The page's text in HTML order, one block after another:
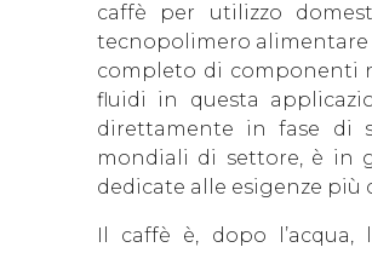
caffè per utilizzo
tecnopolimero alimentare
completo di componenti
fluidi in questa
direttamente in fase di
mondiali di settore, è in
dedicate alle esigenze più
Il caffè è, dopo